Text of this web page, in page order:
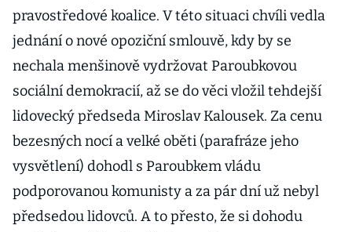
pravostředové koalice. V této situaci chvíli vedla
jednání o nové opoziční smlouvě, kdy by se
nechala menšinově vydržovat Paroubkovou
sociální demokracií, až se do věci vložil tehdejší
lidovecký předseda Miroslav Kalousek. Za cenu
bezesných nocí a velké oběti (parafráze jeho
vysvětlení) dohodl s Paroubkem vládu
podporovanou komunisty a za pár dní už nebyl
předsedou lidovců. A to přesto, že si dohodu